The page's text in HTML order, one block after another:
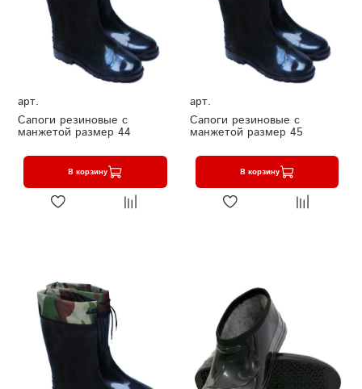
арт.
Сапоги резиновые с
манжетой размер 44
В корзину
арт.
Сапоги резиновые с
манжетой размер 45
В корзину